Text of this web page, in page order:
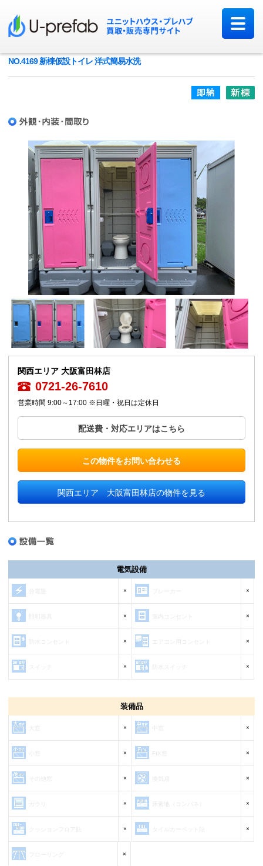
NO.4169 新棟仮設トイレ 洋式簡易水洗
即納品
関西エリア 大阪富田林店
0721-26-7610
営業時間 9:00～17:00 ※日曜・祝日は定休日
配送費・対応エリアはこちら
この物件をお問い合わせる
関西エリア 大阪富田林店の物件を見る
電気設備
× ×
× ×
× ×
× ×
装備品
× ×
× FIX窓 ×
× ×
× ×
× ×
×